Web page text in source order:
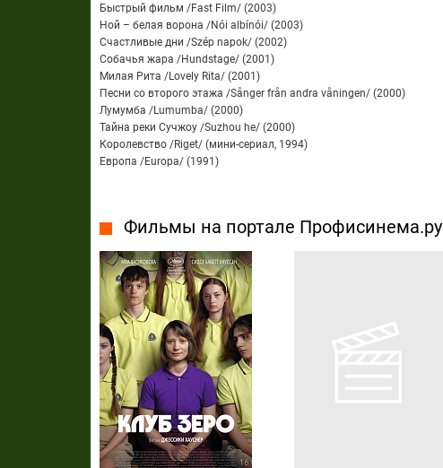
Быстрый фильм /Fast Film/ (2003)
Ной – белая ворона /Nói albínói/ (2003)
Счастливые дни /Szép napok/ (2002)
Собачья жара /Hundstage/ (2001)
Милая Рита /Lovely Rita/ (2001)
Песни со второго этажа /Sånger från andra våningen/ (2000)
Лумумба /Lumumba/ (2000)
Тайна реки Сучжоу /Suzhou he/ (2000)
Королевство /Riget/ (мини-сериал, 1994)
Европа /Europa/ (1991)
Фильмы на портале Профисинема.ру